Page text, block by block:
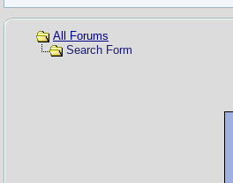
All Forums
Search Form